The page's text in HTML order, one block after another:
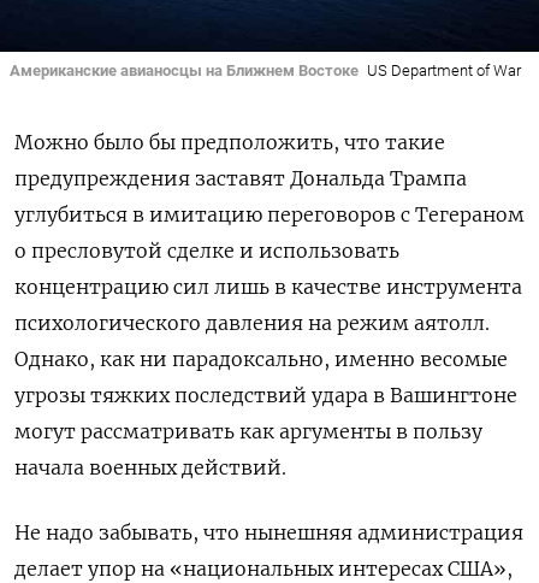
Американские авианосцы на Ближнем Востоке US Department of War
Можно было бы предположить, что такие
предупреждения заставят Дональда Трампа
углубиться в имитацию переговоров с Тегераном
о пресловутой сделке и использовать
концентрацию сил лишь в качестве инструмента
психологического давления на режим аятолл.
Однако, как ни парадоксально, именно весомые
угрозы тяжких последствий удара в Вашингтоне
могут рассматривать как аргументы в пользу
начала военных действий.
Не надо забывать, что нынешняя администрация
делает упор на «национальных интересах США»,